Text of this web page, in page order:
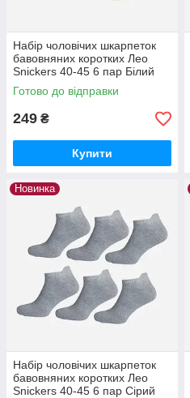
Набір чоловічих шкарпеток
бавовняних коротких Лео
Snickers 40-45 6 пар Білий
Готово до відправки
249 ₴
Купити
Новинка
Набір чоловічих шкарпеток
бавовняних коротких Лео
Snickers 40-45 6 пар Сірий